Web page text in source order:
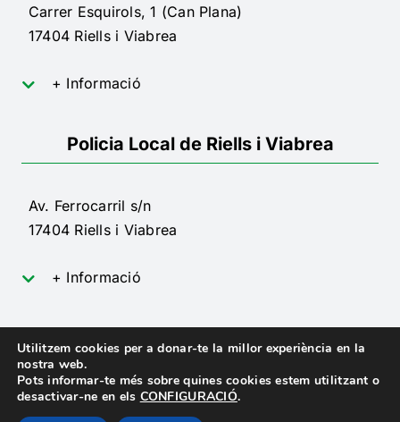
Carrer Esquirols, 1 (Can Plana)
17404 Riells i Viabrea
+ Informació
Policia Local de Riells i Viabrea
Av. Ferrocarril s/n
17404 Riells i Viabrea
+ Informació
© 2024 Ajuntament de Riells i Viabrea ·
Utilitzem cookies per a donar-te la millor experiència en la
nostra web.
Pots informar-te més sobre quines cookies estem utilitzant o
desactivar-ne en els CONFIGURACIÓ.